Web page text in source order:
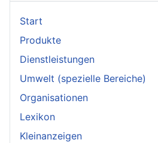
Start
Produkte
Dienstleistungen
Umwelt (spezielle Bereiche)
Organisationen
Lexikon
Kleinanzeigen